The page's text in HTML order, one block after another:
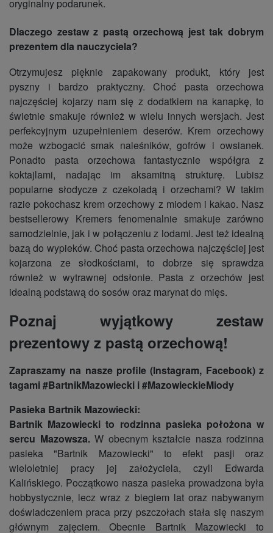
oryginalny podarunek.
Dlaczego zestaw z pastą orzechową jest tak dobrym
prezentem dla nauczyciela?
Otrzymujesz pięknie zapakowany produkt, który jest
pyszny i bardzo praktyczny. Choć pasta orzechowa
najczęściej kojarzy nam się z dodatkiem na kanapkę, to
świetnie smakuje również w wielu innych wersjach. Jest
perfekcyjnym uzupełnieniem deserów. Krem orzechowy
może wzbogacić smak naleśników, gofrów i owsianek.
Ponadto pasta orzechowa fantastycznie współgra z
koktajlami, nadając im aksamitną strukturę. Lubisz
popularne słodycze z czekoladą i orzechami? W takim
razie pokochasz krem orzechowy z miodem i kakao. Nasz
bestsellerowy Kremers fenomenalnie smakuje zarówno
samodzielnie, jak i w połączeniu z lodami. Jest też idealną
bazą do wypieków. Choć pasta orzechowa najczęściej jest
kojarzona ze słodkościami, to dobrze się sprawdza
również w wytrawnej odsłonie. Pasta z orzechów jest
idealną podstawą do sosów oraz marynat do mięs.
Poznaj wyjątkowy zestaw
prezentowy z pastą orzechową!
Zapraszamy na nasze profile (Instagram, Facebook) z
tagami #BartnikMazowiecki i #MazowieckieMiody
Pasieka Bartnik Mazowiecki:
Bartnik Mazowiecki to rodzinna pasieka położona w
sercu Mazowsza.W obecnym kształcie nasza rodzinna
pasieka "Bartnik Mazowiecki" to efekt pasji oraz
wieloletniej pracy jej założyciela, czyli Edwarda
Kalińskiego. Początkowo nasza pasieka prowadzona była
hobbystycznie, lecz wraz z biegiem lat oraz nabywanym
doświadczeniem praca przy pszczołach stała się naszym
głównym zajęciem. Obecnie Bartnik Mazowiecki to